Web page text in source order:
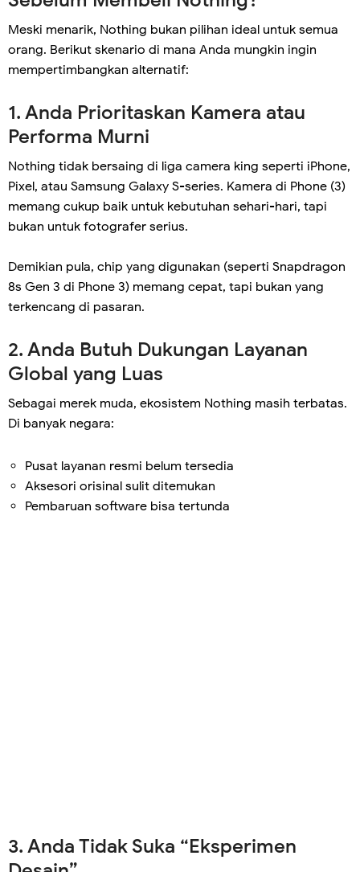
Meski menarik, Nothing bukan pilihan ideal untuk semua
orang. Berikut skenario di mana Anda mungkin ingin
mempertimbangkan alternatif:
1. Anda Prioritaskan Kamera atau
Performa Murni
Nothing tidak bersaing di liga camera king seperti iPhone,
Pixel, atau Samsung Galaxy S-series. Kamera di Phone (3)
memang cukup baik untuk kebutuhan sehari-hari, tapi
bukan untuk fotografer serius.
Demikian pula, chip yang digunakan (seperti Snapdragon
8s Gen 3 di Phone 3) memang cepat, tapi bukan yang
terkencang di pasaran.
2. Anda Butuh Dukungan Layanan
Global yang Luas
Sebagai merek muda, ekosistem Nothing masih terbatas.
Di banyak negara:
Pusat layanan resmi belum tersedia
Aksesori orisinal sulit ditemukan
Pembaruan software bisa tertunda
3. Anda Tidak Suka “Eksperimen